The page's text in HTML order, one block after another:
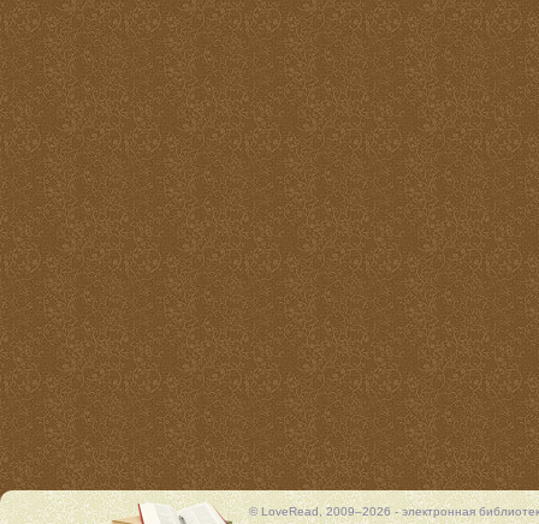
© LoveRead, 2009–2026 - электронная